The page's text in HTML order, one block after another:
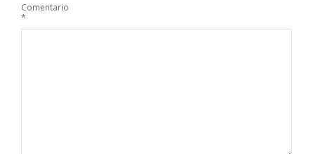
Comentario
*